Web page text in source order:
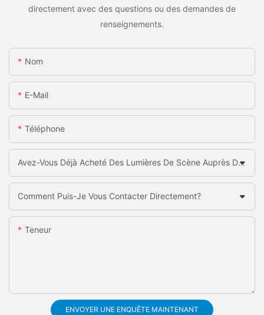
directement avec des questions ou des demandes de
renseignements.
Nom
E-Mail
Téléphone
Avez-Vous Déjà Acheté Des Lumières De Scène Auprès De La Chine?
Comment Puis-Je Vous Contacter Directement?
Teneur
ENVOYER UNE ENQUÊTE MAINTENANT